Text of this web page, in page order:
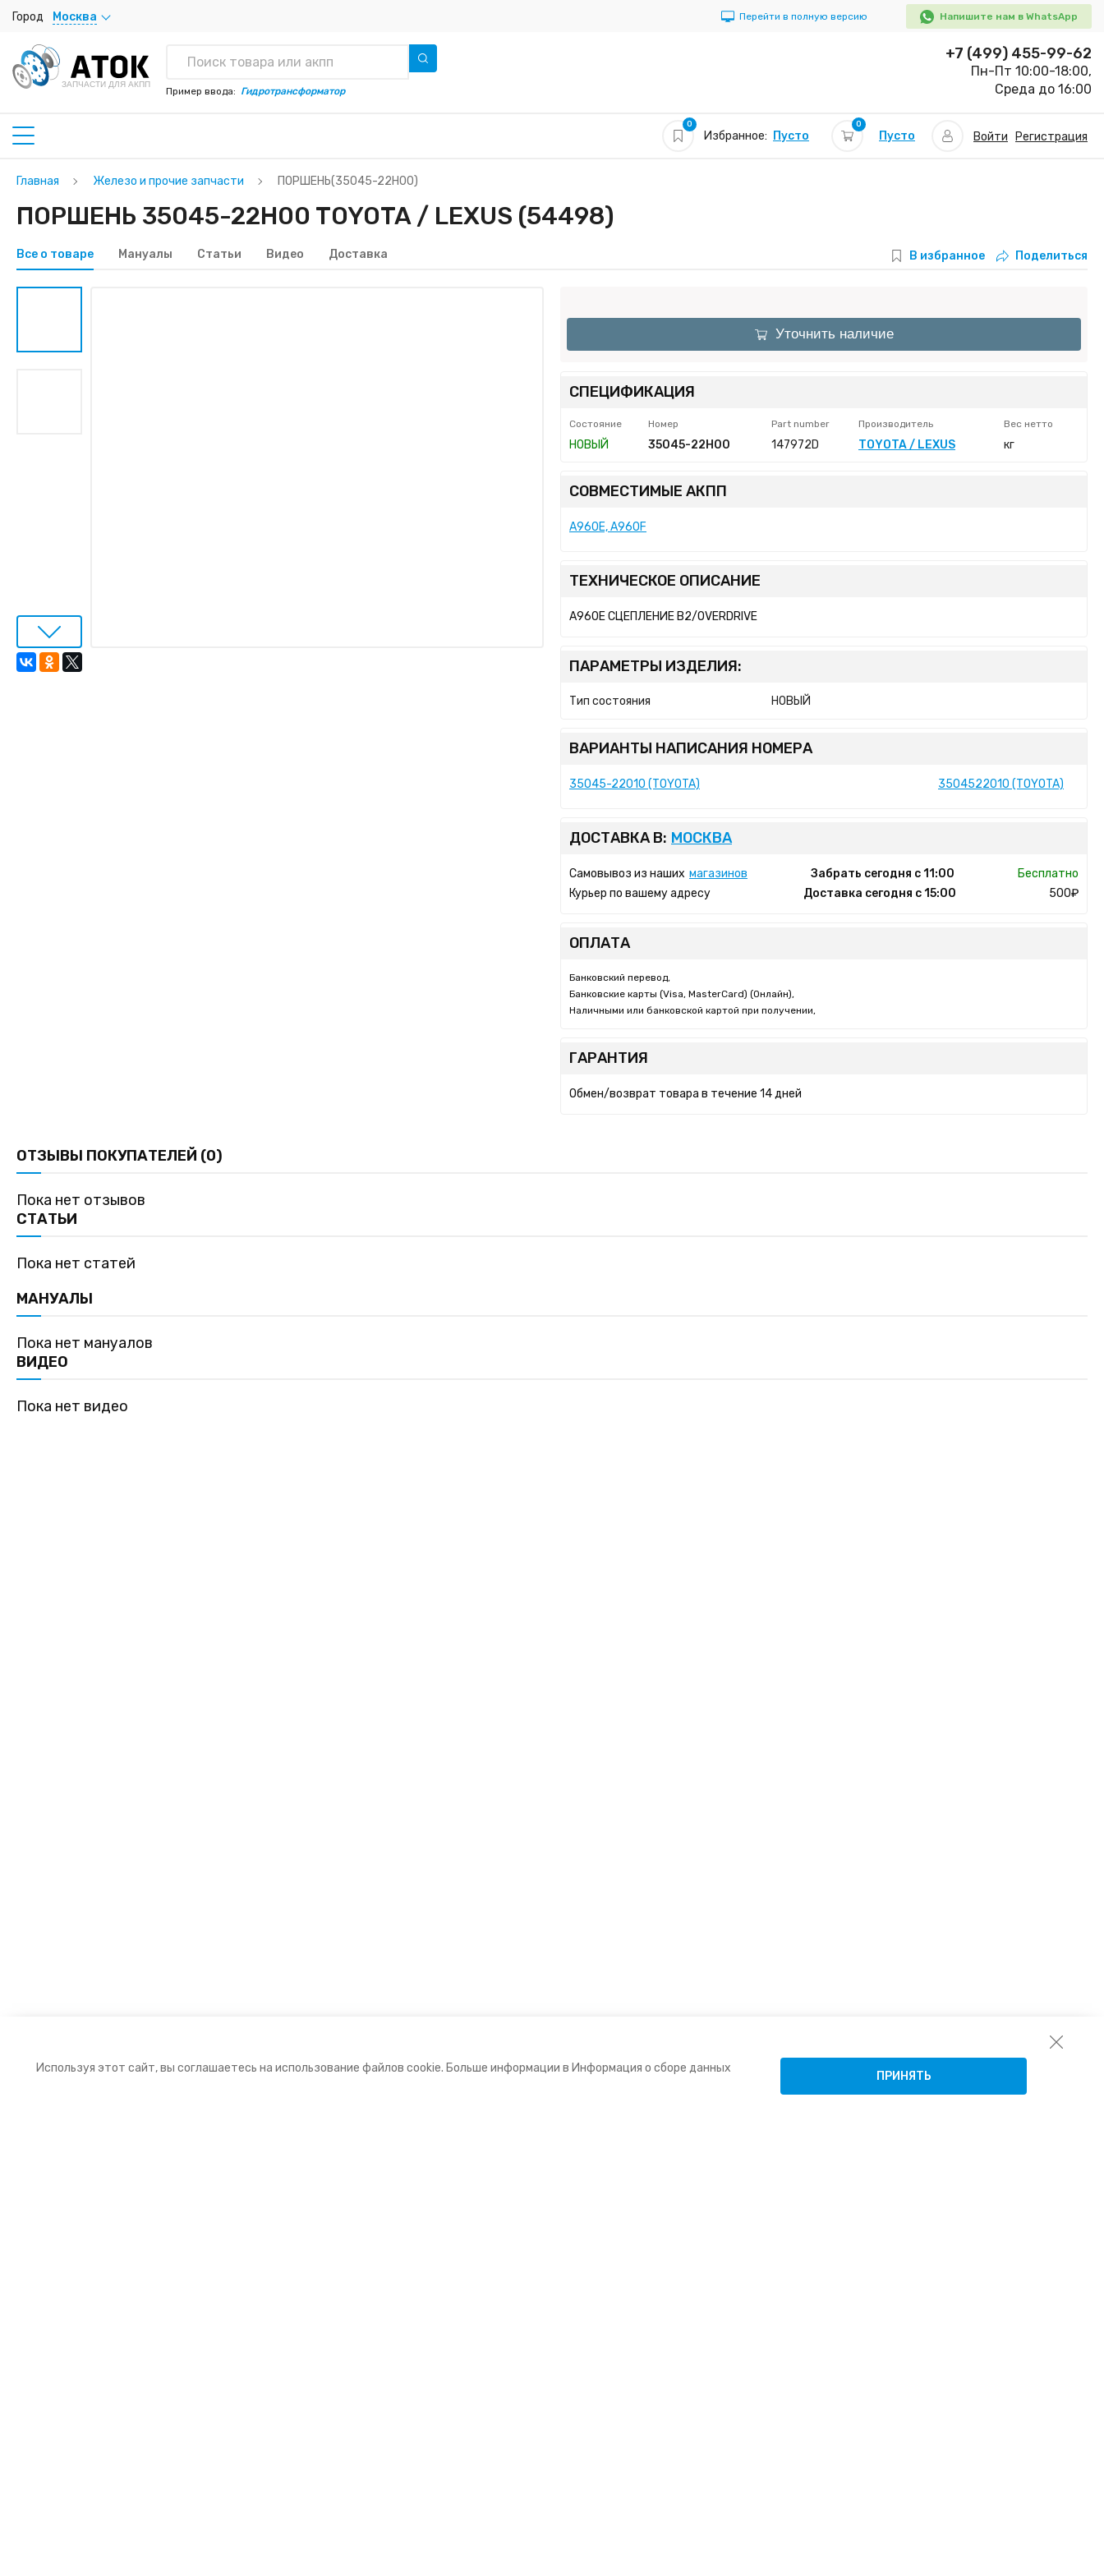
Город Москва Перейти в полную версию Напишите нам в WhatsApp
ЗАПЧАСТИ ДЛЯ АКПП
Пример ввода: Гидротрансформатор
+7 (499) 455-99-62
Пн-Пт 10:00-18:00,
Среда до 16:00
0
Избранное: Пусто
0
Пусто Войти Регистрация
Главная Железо и прочие запчасти ПОРШЕНЬ(35045-22H00)
ПОРШЕНЬ 35045-22H00 TOYOTA / LEXUS (54498)
Все о товаре Мануалы Статьи Видео Доставка В избранное Поделиться
Уточнить наличие
СПЕЦИФИКАЦИЯ
Состояние Номер Part number Производитель Вес нетто
НОВЫЙ 35045-22H00 147972D TOYOTA / LEXUS кг
СОВМЕСТИМЫЕ АКПП
A960E, A960F
ТЕХНИЧЕСКОЕ ОПИСАНИЕ
A960E СЦЕПЛЕНИЕ B2/OVERDRIVE
ПАРАМЕТРЫ ИЗДЕЛИЯ:
Тип состояния НОВЫЙ
ВАРИАНТЫ НАПИСАНИЯ НОМЕРА
35045-22010 (TOYOTA) 3504522010 (TOYOTA)
ДОСТАВКА В: МОСКВА
Самовывоз из наших магазинов Забрать сегодня с 11:00
Бесплатно
Курьер по вашему адресу
Доставка сегодня с 15:00 500₽
ОПЛАТА
Банковский перевод,
Банковские карты (Visa, MasterCard) (Онлайн),
Наличными или банковской картой при получении,
ГАРАНТИЯ
Обмен/возврат товара в течение 14 дней
ОТЗЫВЫ ПОКУПАТЕЛЕЙ (0)
Пока нет отзывов
СТАТЬИ
Пока нет статей
МАНУАЛЫ
Пока нет мануалов
ВИДЕО
Пока нет видео
Используя этот сайт, вы соглашаетесь на использование файлов cookie. Больше информации в Информация о сборе данных
ПРИНЯТЬ